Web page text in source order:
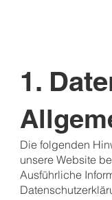
1.
Die folgenden
unsere Website
Ausführliche